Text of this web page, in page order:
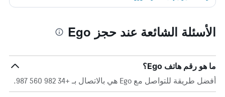
الأسئلة الشائعة عند حجز Ego
ما هو رقم هاتف Ego؟
أفضل طريقة للتواصل مع Ego هي بالاتصال بـ +34 982 560 987.